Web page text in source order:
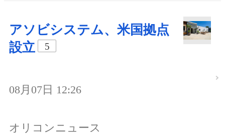
アソビシステム、米国拠点
設立
5
08月07日 12:26
オリコンニュース